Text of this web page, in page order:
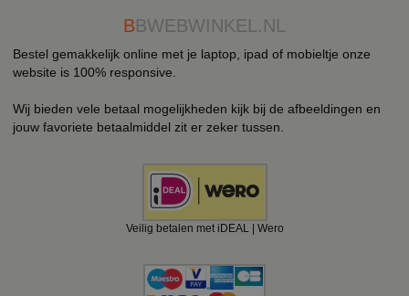
BBWEBWINKEL.NL
Bestel gemakkelijk online met je laptop, ipad of mobieltje onze
website is 100% responsive.
Wij bieden vele betaal mogelijkheden kijk bij de afbeeldingen en
jouw favoriete betaalmiddel zit er zeker tussen.
Veilig betalen met iDEAL | Wero